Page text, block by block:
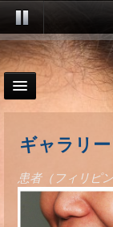
ギャラリー
患者（フィリピン